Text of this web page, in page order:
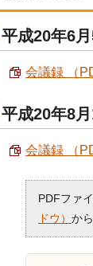
平成20年6月
会議録 （
平成20年8月
会議録 （
PDFファ
ドウ） か